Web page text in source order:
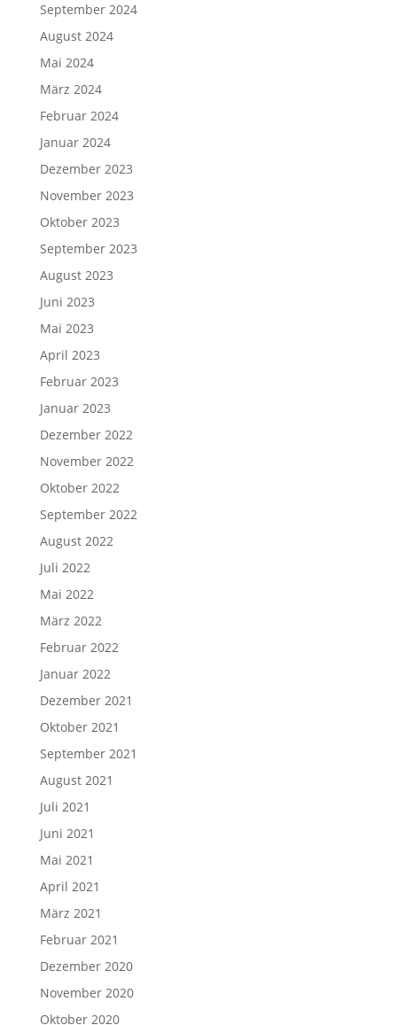
September 2024
August 2024
Mai 2024
März 2024
Februar 2024
Januar 2024
Dezember 2023
November 2023
Oktober 2023
September 2023
August 2023
Juni 2023
Mai 2023
April 2023
Februar 2023
Januar 2023
Dezember 2022
November 2022
Oktober 2022
September 2022
August 2022
Juli 2022
Mai 2022
März 2022
Februar 2022
Januar 2022
Dezember 2021
Oktober 2021
September 2021
August 2021
Juli 2021
Juni 2021
Mai 2021
April 2021
März 2021
Februar 2021
Dezember 2020
November 2020
Oktober 2020